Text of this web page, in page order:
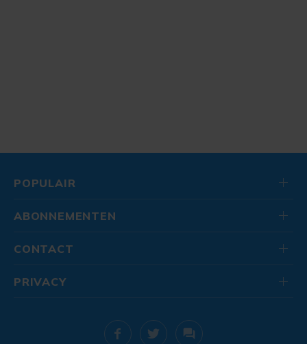
POPULAIR
ABONNEMENTEN
CONTACT
PRIVACY